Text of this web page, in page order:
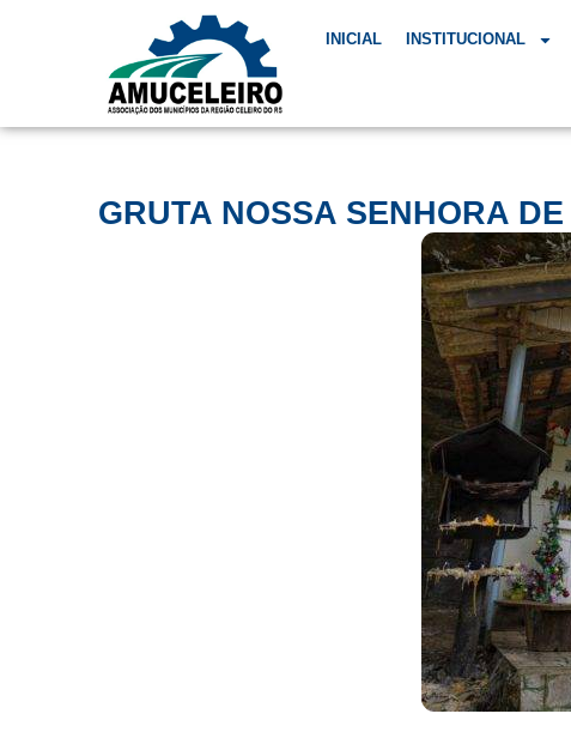
INICIAL INSTITUCIONAL
GRUTA NOSSA SENHORA